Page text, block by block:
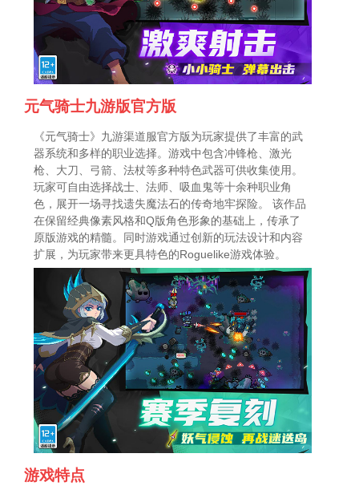
元气骑士九游版官方版
《元气骑士》九游渠道服官方版为玩家提供了丰富的武
器系统和多样的职业选择。游戏中包含冲锋枪、激光
枪、大刀、弓箭、法杖等多种特色武器可供收集使用。
玩家可自由选择战士、法师、吸血鬼等十余种职业角
色，展开一场寻找遗失魔法石的传奇地牢探险。 该作品
在保留经典像素风格和Q版角色形象的基础上，传承了
原版游戏的精髓。同时游戏通过创新的玩法设计和内容
扩展，为玩家带来更具特色的Roguelike游戏体验。
游戏特点